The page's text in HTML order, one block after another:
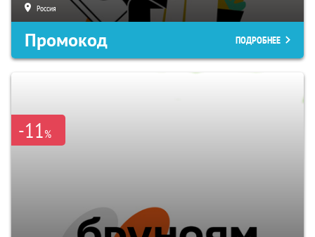
Россия
Промокод ПОДРОБНЕЕ
-11%